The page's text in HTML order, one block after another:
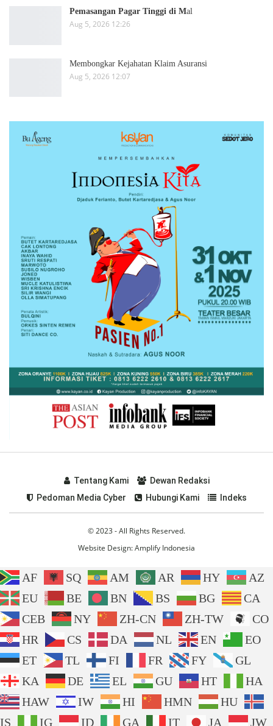
Pemasangan Pagar Tinggi di Mal
Aug 5, 2026 12:26
Membongkar Kejahatan Klaim Asuransi
Aug 5, 2026 12:07
Tentang Kami
Dewan Redaksi
Pedoman Media Cyber
Hubungi Kami Indeks
© 2023 - All Rights Reserved.
Website Design:Amplify Indonesia
AF SQ AM AR HY
AZ
EU
BE BN BS BG
CA
CEB
NY ZH-CN ZH-TW
CO
HR
CS DA NL EN
EO
ET
TL FI FR FY
GL
KA
DE EL GU HT
HA
HAW
IW HI HMN
HU
IS
IG ID GA IT JA JW